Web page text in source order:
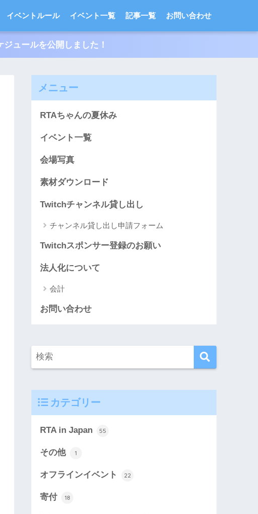
イベントルール イベント一覧 記事一覧 お問い合わせ
ュールを公開しました！
メニュー
RTAちゃんの夏休み
イベント一覧
会場写真
素材ダウンロード
Twitchチャンネル貸し出し
チャンネル貸し出し申請フォーム
Twitchスポンサー登録のお願い
法人化について
会計
お問い合わせ
カテゴリー
RTA in Japan 55
その他 1
オフラインイベント 22
寄付 18